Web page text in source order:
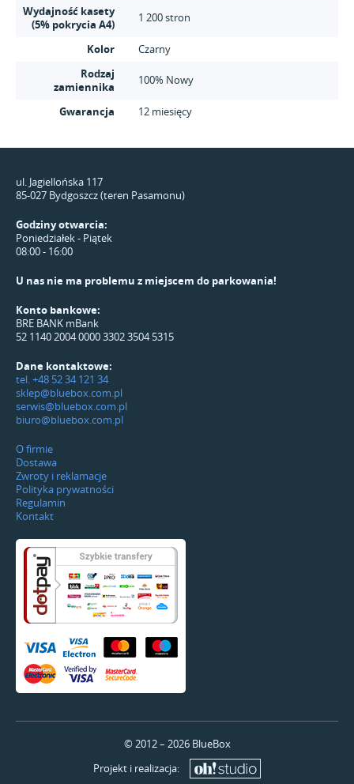
Wydajność kasety
(5% pokrycia A4)
1 200 stron
Kolor
Czarny
Rodzaj
zamiennika
100% Nowy
Gwarancja 12 miesięcy
ul. Jagiellońska 117
85-027 Bydgoszcz (teren Pasamonu)
Godziny otwarcia:
Poniedziałek - Piątek
08:00 - 16:00
U nas nie ma problemu z miejscem do parkowania!
Konto bankowe:
BRE BANK mBank
52 1140 2004 0000 3302 3504 5315
Dane kontaktowe:
tel. +48 52 34 121 34
sklep@bluebox.com.pl
serwis@bluebox.com.pl
biuro@bluebox.com.pl
O firmie
Dostawa
Zwroty i reklamacje
Polityka prywatności
Regulamin
Kontakt
© 2012 – 2026 BlueBox
Projekt i realizacja: